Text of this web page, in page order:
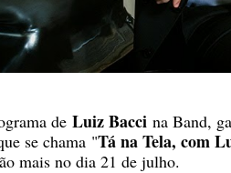
de Luiz Bacci na Band,
se chama "Tá na Tela, com
mais no dia 21 de julho.